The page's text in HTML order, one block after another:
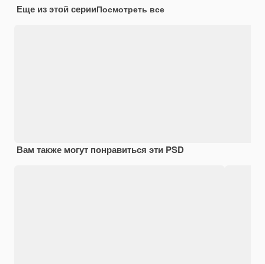
Еще из этой серииПосмотреть все
Вам также могут понравиться эти PSD